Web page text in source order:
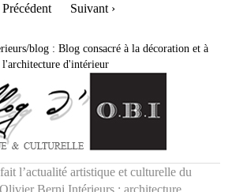
Précédent
Suivant ›
blog : Blog consacré à la décoration et à
l'architecture d'intérieur
l’actualité artistique et culturelle du
Berni Intérieurs : architecture,